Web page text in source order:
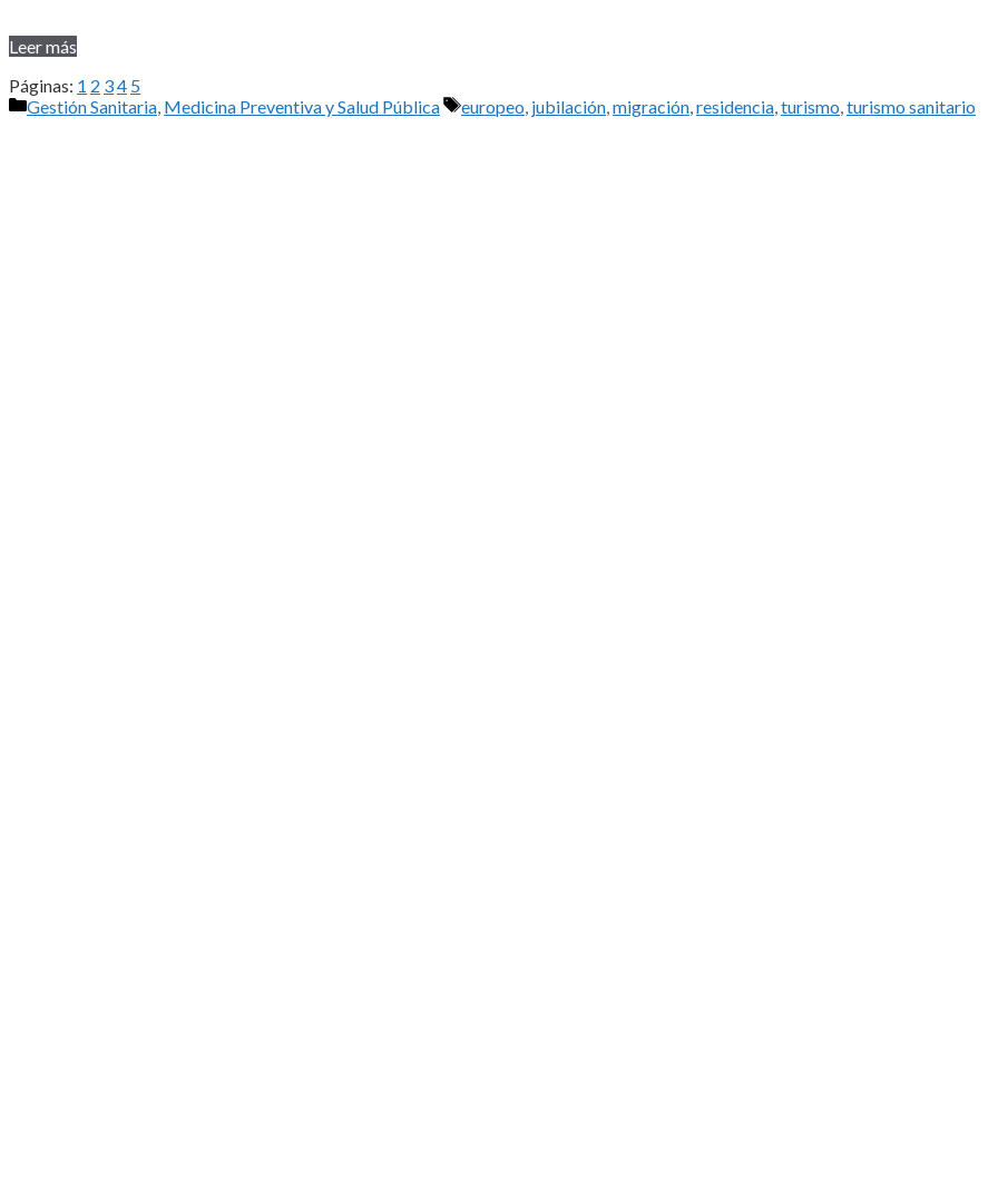
Leer más
Páginas: 1 2 34 5
Categorías
Gestión Sanitaria, Medicina Preventiva y Salud Pública Etiquetas
europeo, jubilación,migración,residencia,turismo,turismo sanitario